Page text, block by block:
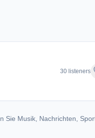
30 listeners
Sie Musik, Nachrichten,